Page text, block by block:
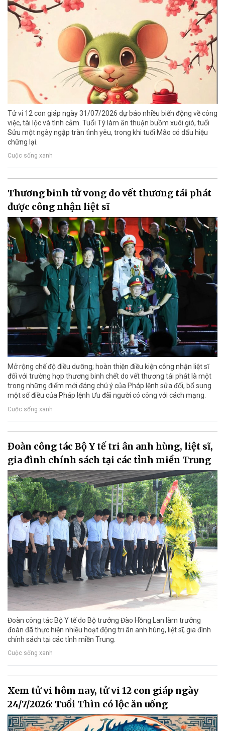
Tử vi 12 con giáp ngày 31/07/2026 dự báo nhiều biến động về công
việc, tài lộc và tình cảm. Tuổi Tý làm ăn thuận buồm xuôi gió, tuổi
Sửu một ngày ngập tràn tình yêu, trong khi tuổi Mão có dấu hiệu
chững lại.
Cuộc sống xanh
Thương binh tử vong do vết thương tái phát
được công nhận liệt sĩ
Mở rộng chế độ điều dưỡng; hoàn thiện điều kiện công nhận liệt sĩ
đối với trường hợp thương binh chết do vết thương tái phát là một
trong những điểm mới đáng chú ý của Pháp lệnh sửa đổi, bổ sung
một số điều của Pháp lệnh Ưu đãi người có công với cách mạng.
Cuộc sống xanh
Đoàn công tác Bộ Y tế tri ân anh hùng, liệt sĩ,
gia đình chính sách tại các tỉnh miền Trung
Đoàn công tác Bộ Y tế do Bộ trưởng Đào Hồng Lan làm trưởng
đoàn đã thực hiện nhiều hoạt động tri ân anh hùng, liệt sĩ, gia đình
chính sách tại các tỉnh miền Trung.
Cuộc sống xanh
Xem tử vi hôm nay, tử vi 12 con giáp ngày
24/7/2026: Tuổi Thìn có lộc ăn uống